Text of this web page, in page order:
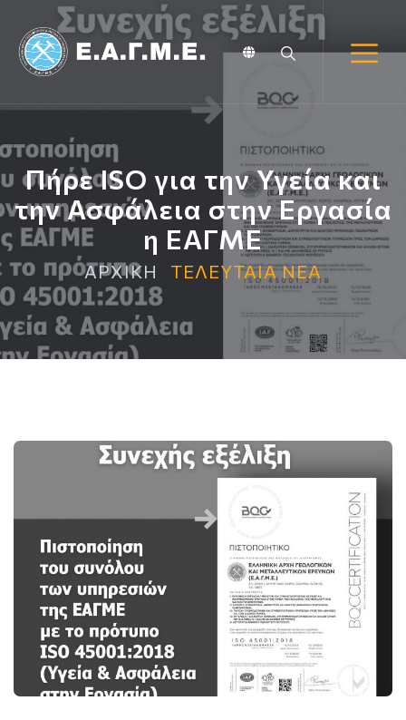
Πήρε ISO για την Υγεία και
την Ασφάλεια στην Εργασία
η ΕΑΓΜΕ
ΑΡΧΙΚΗ ΤΕΛΕΥΤΑΙΑ ΝΕΑ